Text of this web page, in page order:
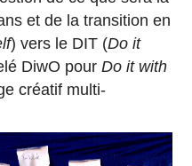
et de la transition en
) vers le DIT (Do it
DiwO pourDo it with
créatif multi-